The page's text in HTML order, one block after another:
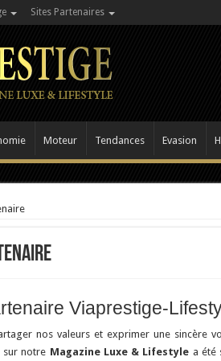
Sites Partenaires
Moteur Tendances Evasion
Viaprestige-
nos valeurs et exprimer une sincère
sur notre Magazine Luxe & Lifestyle a été